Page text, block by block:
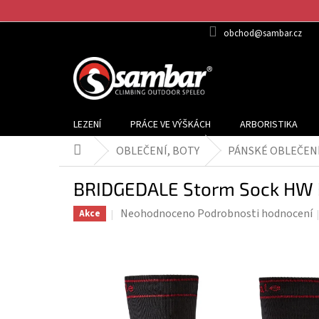
na
obchod@sambar.cz
LEZENÍ PRÁCE VE VÝŠKÁCH ARBORISTIKA
Domů OBLEČENÍ, BOTY PÁNSKÉ
BRIDGEDALE Storm Sock
Akce
Průměrné
0,0
z
Neohodnoceno Podrobnosti hodnocení